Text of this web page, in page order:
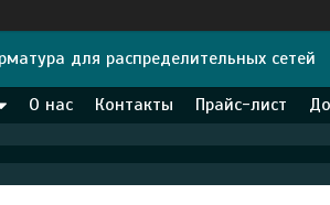
для распределительных сетей
О нас Контакты Прайс-лист